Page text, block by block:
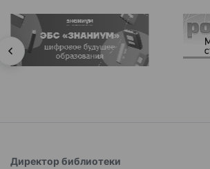
Директор библиотеки